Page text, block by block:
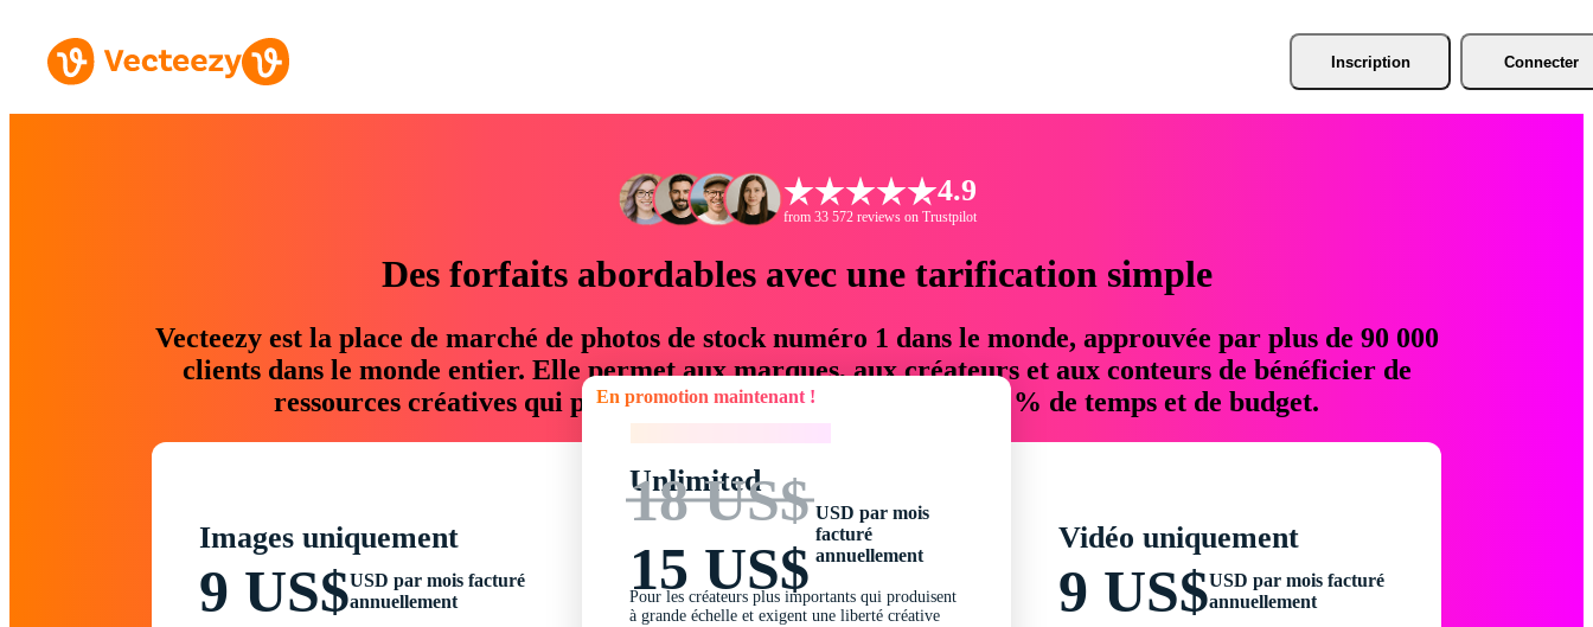
Inscription Connecter
4.9
from 33 572 reviews on Trustpilot
Des forfaits abordables avec une tarification simple
Vecteezy est la place de marché de photos de stock numéro 1 dans le monde, approuvée par plus de 90 000
clients dans le monde entier. Elle permet aux marques, aux créateurs et aux conteurs de bénéficier de
ressources créatives qui permettent d'économiser jusqu'à 76 % de temps et de budget.
Images uniquement
9 US$USD par mois facturé
annuellement
En promotion maintenant !
Unlimited
18 US$
15 US$
USD par mois
facturé
annuellement
Pour les créateurs plus importants qui produisent
à grande échelle et exigent une liberté créative
Vidéo uniquement
9 US$USD par mois facturé
annuellement